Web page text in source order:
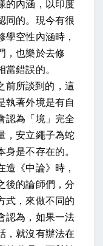
的內涵，以印度
同的。現今有很
學空性內涵時，
，也樂於去修
錯誤的。
前所談到的，這
執著外境是有自
認為「境」完全
，安立繩子為蛇
是不存在的。
《中論》時，
後的論師們，分
式，來做不同的
認為，如果一法
，就沒有辦法在